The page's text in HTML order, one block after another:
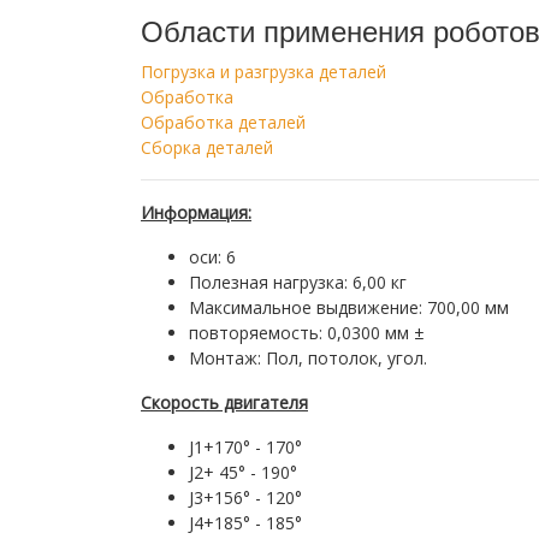
Области применения роботов
Погрузка и разгрузка деталей
Обработка
Обработка деталей
Сборка деталей
Информация:
оси: 6
Полезная нагрузка: 6,00 кг
Максимальное выдвижение: 700,00 мм
повторяемость: 0,0300 мм ±
Монтаж: Пол, потолок, угол.
Скорость двигателя
J1+170° - 170°
J2+ 45° - 190°
J3+156° - 120°
J4+185° - 185°